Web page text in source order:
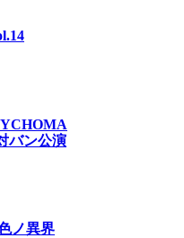
バン公演
ノ異界